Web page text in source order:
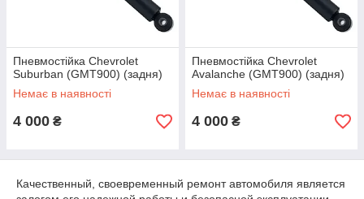
Пневмостійка Chevrolet
Suburban (GMT900) (задня)
Немає в наявності
4 000 ₴
Пневмостійка Chevrolet
Avalanche (GMT900) (задня)
Немає в наявності
4 000 ₴
Качественный, своевременный ремонт автомобиля является